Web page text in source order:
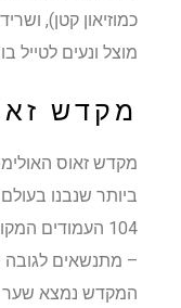
כמוזיאון קטן),
מוצל ונעים לטייל בו
מקדש
מקדש זאוס
104 העמודים
המקדש נמצא שער